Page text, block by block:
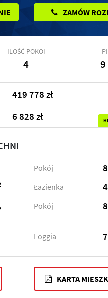
ZAMÓW
ILOŚĆ POKOI
4 9
419 778 zł
6 828 zł
Pokój
Łazienka
Pokój
Loggia
KARTA